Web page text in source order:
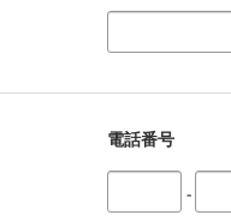
電話番号
-